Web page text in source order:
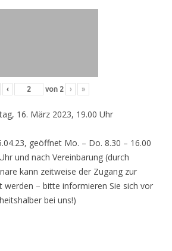
‹ von 2 › »
16. März 2023, 19.00 Uhr
geöffnet Mo. – Do. 8.30 – 16.00
und nach Vereinbarung (durch
kann zeitweise der Zugang zur
werden – bitte informieren Sie sich vor
bei uns!)